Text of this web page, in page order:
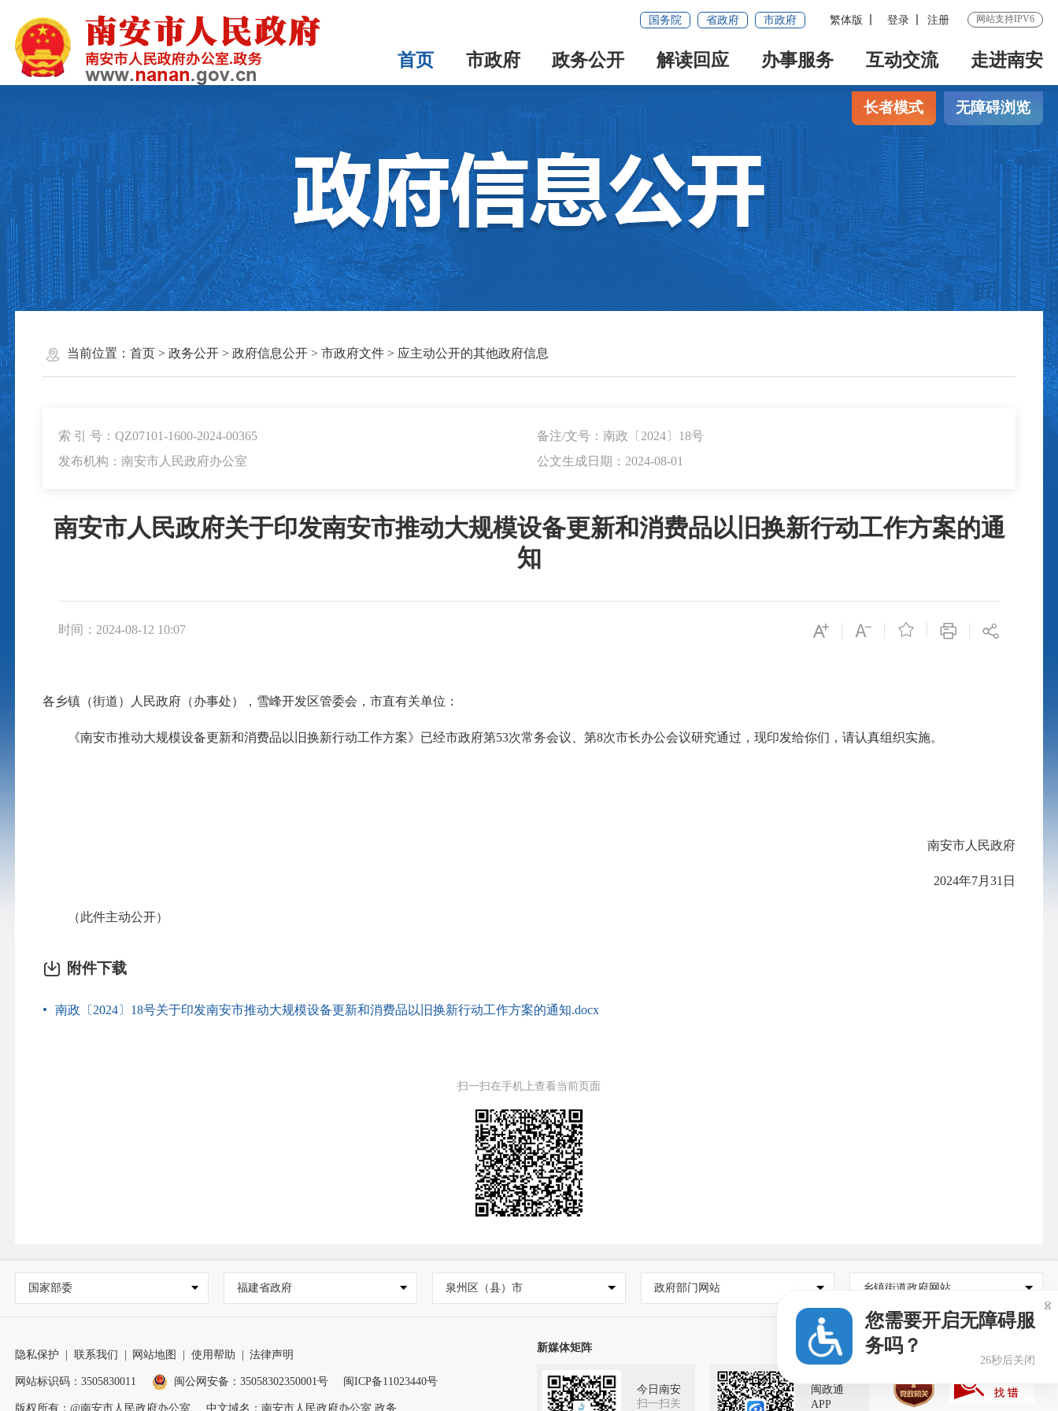
国务院 省政府 市政府 繁体版 登录 注册 网站支持IPV6
首页 市政府 政务公开 解读回应 办事服务 互动交流 走进南安
长者模式 无障碍浏览
当前位置： 首页> 政务公开> 政府信息公开> 市政府文件> 应主动公开的其他政府信息
索 引 号：QZ07101-1600-2024-00365
备注/文号：南政〔2024〕18号
发布机构：南安市人民政府办公室
公文生成日期：2024-08-01
南安市人民政府关于印发南安市推动大规模设备更新和消费品以旧换新行动工作方案的通
知
时间：2024-08-12 10:07 
各乡镇（街道）人民政府（办事处），雪峰开发区管委会，市直有关单位：
《南安市推动大规模设备更新和消费品以旧换新行动工作方案》已经市政府第53次常务会议、第8次市长办公会议研究通过，现印发给你们，请认真组织实施。
南安市人民政府
2024年7月31日
（此件主动公开）
附件下载
南政〔2024〕18号关于印发南安市推动大规模设备更新和消费品以旧换新行动工作方案的通知.docx
扫一扫在手机上查看当前页面
国家部委 福建省政府 泉州区（县）市 政府部门网站 乡镇街道政府网站
隐私保护 | 联系我们 | 网站地图 | 使用帮助 | 法律声明
网站标识码：3505830011 闽公网安备：35058302350001号 闽ICP备11023440号
版权所有：@南安市人民政府办公室 中文域名：南安市人民政府办公室.政务
新媒体矩阵
今日南安
扫一扫关
闽政通
APP
您需要开启无障碍服
务吗？
26秒后关闭
